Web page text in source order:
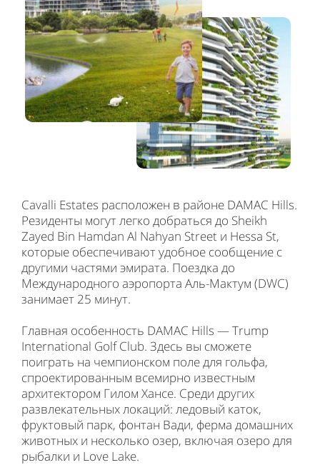
Cavalli Estates расположен в районе DAMAC Hills.
Резиденты могут легко добраться до Sheikh
Zayed Bin Hamdan Al Nahyan Street и Hessa St,
которые обеспечивают удобное сообщение с
другими частями эмирата. Поездка до
Международного аэропорта Аль-Мактум (DWC)
занимает 25 минут.
Главная особенность DAMAC Hills — Trump
International Golf Club. Здесь вы сможете
поиграть на чемпионском поле для гольфа,
спроектированным всемирно известным
архитектором Гилом Хансе. Среди других
развлекательных локаций: ледовый каток,
фруктовый парк, фонтан Вади, ферма домашних
животных и несколько озер, включая озеро для
рыбалки и Love Lake.